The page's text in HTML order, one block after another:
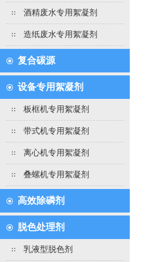
酒精废水专用絮凝剂
造纸废水专用絮凝剂
复合碳源
设备专用絮凝剂
板框机专用絮凝剂
带式机专用絮凝剂
离心机专用絮凝剂
叠螺机专用絮凝剂
高效除磷剂
脱色处理剂
乳液型脱色剂